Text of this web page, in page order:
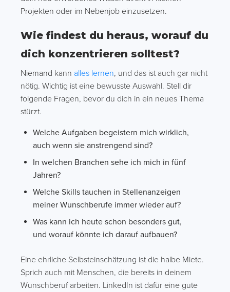
Projekten oder im Nebenjob einzusetzen.
Wie findest du heraus, worauf du
dich konzentrieren solltest?
Niemand kann alles lernen, und das ist auch gar nicht
nötig. Wichtig ist eine bewusste Auswahl. Stell dir
folgende Fragen, bevor du dich in ein neues Thema
stürzt.
Welche Aufgaben begeistern mich wirklich,
auch wenn sie anstrengend sind?
In welchen Branchen sehe ich mich in fünf
Jahren?
Welche Skills tauchen in Stellenanzeigen
meiner Wunschberufe immer wieder auf?
Was kann ich heute schon besonders gut,
und worauf könnte ich darauf aufbauen?
Eine ehrliche Selbsteinschätzung ist die halbe Miete.
Sprich auch mit Menschen, die bereits in deinem
Wunschberuf arbeiten. LinkedIn ist dafür eine gute